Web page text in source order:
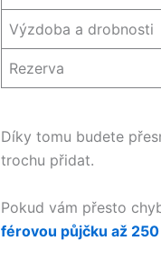
Výzdoba a drobnosti
Rezerva
Díky tomu budete
trochu přidat.
Pokud vám přesto
férovou půjčku až